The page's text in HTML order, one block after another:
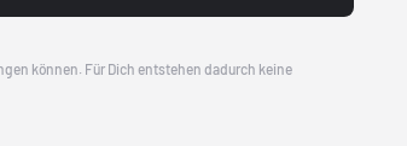
können. Für Dich entstehen dadurch keine